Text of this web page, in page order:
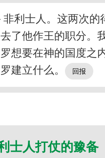
利士人。这两次
了他作王的职分。
想要在神的国度之
建立什么。
士人打仗的豫备